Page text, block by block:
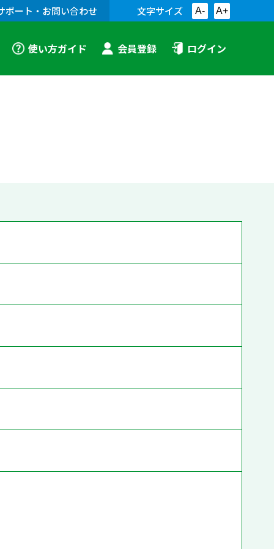
ポート・お問い合わせ 文字サイズ A- A+
使い方ガイド 会員登録 ログイン